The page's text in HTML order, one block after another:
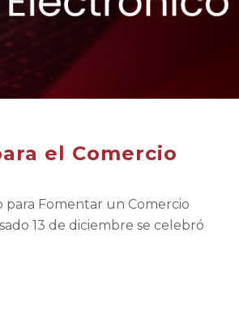
el Comercio
Fomentar un Comercio
13 de diciembre se celebró